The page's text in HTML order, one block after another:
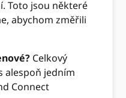
Toto jsou některé
abychom změřili
Celkový
alespoň jedním
Connect